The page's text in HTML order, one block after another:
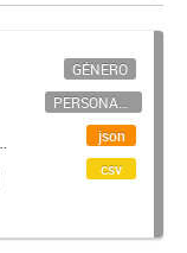
GÉNERO
PERSONAL CIENTÍFICO-TECNOLÓGICO
json
csv